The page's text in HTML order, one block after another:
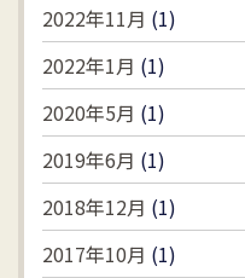
2022年11月 (1)
2022年1月 (1)
2020年5月 (1)
2019年6月 (1)
2018年12月 (1)
2017年10月 (1)